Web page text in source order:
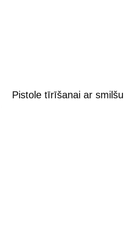
Pistole tīrīšanai ar smilšu